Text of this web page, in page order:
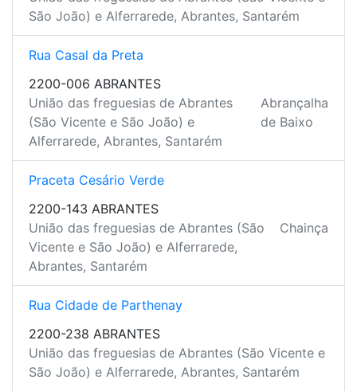
São João) e Alferrarede, Abrantes, Santarém
Rua Casal da Preta
2200-006 ABRANTES
União das freguesias de Abrantes
(São Vicente e São João) e
Alferrarede, Abrantes, Santarém
Abrançalha
de Baixo
Praceta Cesário Verde
2200-143 ABRANTES
União das freguesias de Abrantes (São
Vicente e São João) e Alferrarede,
Abrantes, Santarém
Chainça
Rua Cidade de Parthenay
2200-238 ABRANTES
União das freguesias de Abrantes (São Vicente e
São João) e Alferrarede, Abrantes, Santarém